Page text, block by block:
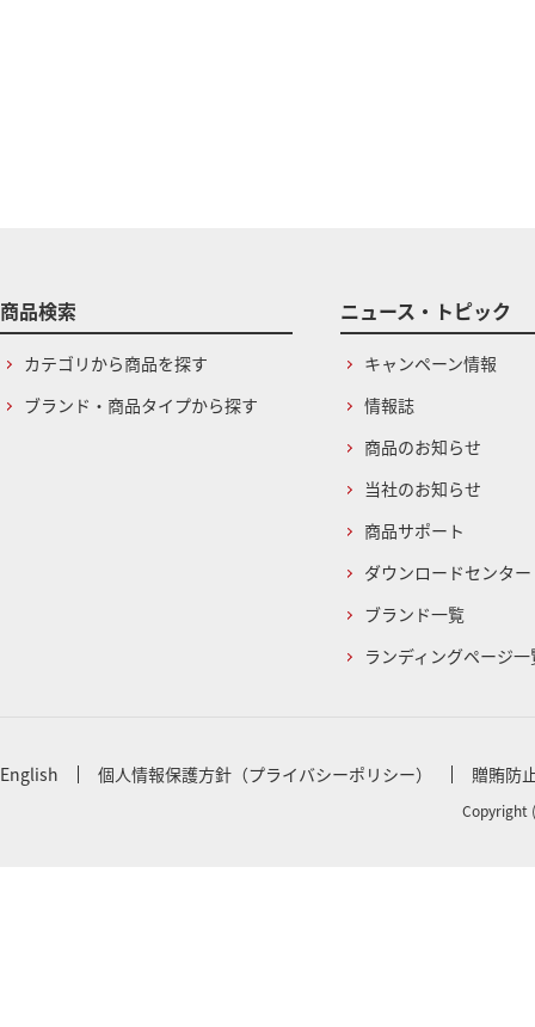
商品検索
カテゴリから商品を探す
ブランド・商品タイプから探す
ニュース・トピック
キャンペーン情報
情報誌
商品のお知らせ
当社のお知らせ
商品サポート
ダウンロードセンター
ブランド一覧
ランディングページ一
English 個人情報保護方針（プライバシーポリシー） 贈賄防
Copyright